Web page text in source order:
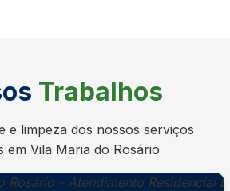
Trabalhos
e limpeza dos nossos serviços
em Vila Maria do Rosário